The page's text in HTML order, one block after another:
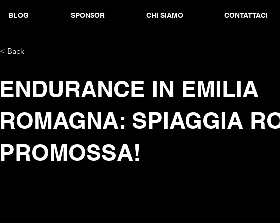
BLOG SPONSOR CHI SIAMO CONTATTACI
< Back
ENDURANCE IN EMILIA
ROMAGNA: SPIAGGIA
PROMOSSA!